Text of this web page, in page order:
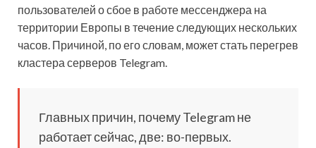
пользователей о сбое в работе мессенджера на
территории Европы в течение следующих нескольких
часов. Причиной, по его словам, может стать перегрев
кластера серверов Telegram.
Главных причин, почему Telegram не
работает сейчас, две: во-первых.